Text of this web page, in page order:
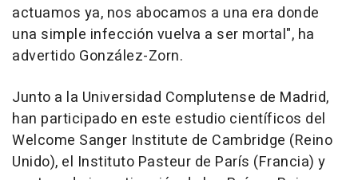
actuamos ya, nos abocamos a una era donde
una simple infección vuelva a ser mortal", ha
advertido González-Zorn.
Junto a la Universidad Complutense de Madrid,
han participado en este estudio científicos del
Welcome Sanger Institute de Cambridge (Reino
Unido), el Instituto Pasteur de París (Francia) y